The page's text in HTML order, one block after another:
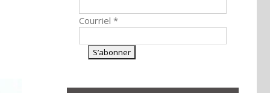
Courriel *